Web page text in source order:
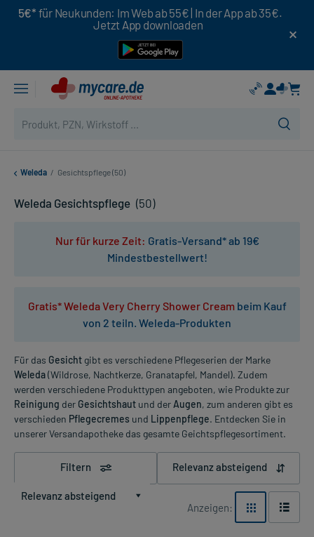
5€* für Neukunden: Im Web ab 55€ | In der App ab 35€.
Jetzt App downloaden
Weleda / Gesichtspflege (50)
Weleda Gesichtspflege (50)
Nur für kurze Zeit: Gratis-Versand* ab 19€
Mindestbestellwert!
Gratis* Weleda Very Cherry Shower Cream beim Kauf
von 2 teiln. Weleda-Produkten
Für das Gesicht gibt es verschiedene Pflegeserien der Marke
Weleda(Wildrose, Nachtkerze, Granatapfel, Mandel). Zudem
werden verschiedene Produkttypen angeboten, wie Produkte zur
Reinigung der Gesichtshaut und der Augen, zum anderen gibt es
verschieden Pflegecremes und Lippenpflege. Entdecken Sie in
unserer Versandapotheke das gesamte Geichtspflegesortiment.
Filtern Relevanz absteigend
Relevanz absteigend
Anzeigen: